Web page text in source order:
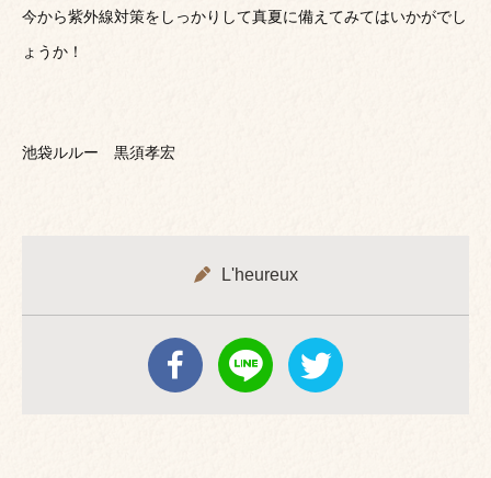
今から紫外線対策をしっかりして真夏に備えてみてはいかがでし
ょうか！
池袋ルルー 黒須孝宏
L'heureux